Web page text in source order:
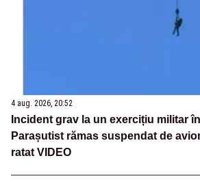
4 aug. 2026, 20:52
Incident grav la un exercițiu militar
Parașutist rămas suspendat de
ratat VIDEO